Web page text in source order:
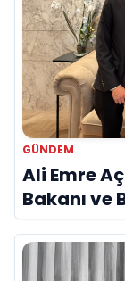
GÜNDEM
Ali Emre
Bakanı ve
Bir Araya